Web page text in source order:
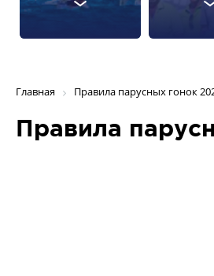
Главная Правила парусных гонок
Правила